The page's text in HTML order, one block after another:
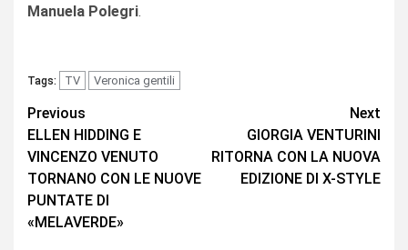
Manuela Polegri.
Tags: TV Veronica gentili
Continue
Reading
Previous
ELLEN HIDDING E
VINCENZO VENUTO
TORNANO CON LE NUOVE
PUNTATE DI
«MELAVERDE»
Next
GIORGIA VENTURINI
RITORNA CON LA NUOVA
EDIZIONE DI X-STYLE